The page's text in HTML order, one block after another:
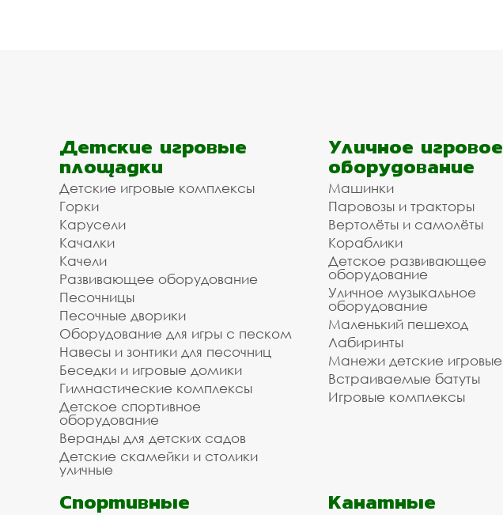
Детские игровые
площадки
Детские игровые комплексы
Горки
Карусели
Качалки
Качели
Развивающее оборудование
Песочницы
Песочные дворики
Оборудование для игры с песком
Навесы и зонтики для песочниц
Беседки и игровые домики
Гимнастические комплексы
Детское спортивное
оборудование
Веранды для детских садов
Детские скамейки и столики
уличные
Уличное игровое
оборудование
Машинки
Паровозы и тракторы
Вертолёты и самолёты
Кораблики
Детское развивающее
оборудование
Уличное музыкальное
оборудование
Маленький пешеход
Лабиринты
Манежи детские игровые
Встраиваемые батуты
Игровые комплексы
Спортивные Канатные